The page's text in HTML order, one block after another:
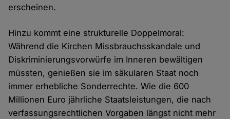
erscheinen.
Hinzu kommt eine strukturelle Doppelmoral:
Während die Kirchen Missbrauchsskandale und
Diskriminierungsvorwürfe im Inneren bewältigen
müssten, genießen sie im säkularen Staat noch
immer erhebliche Sonderrechte. Wie die 600
Millionen Euro jährliche Staatsleistungen, die nach
verfassungsrechtlichen Vorgaben längst nicht mehr